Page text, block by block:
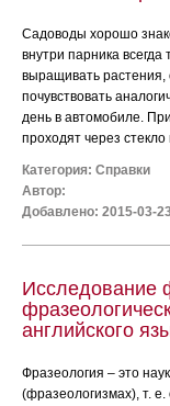
Садоводы хорошо
внутри парника
выращивать
почувствовать
день в автомобиле.
проходят через стекло
Категория: Справки
Автор:
Добавлено: 2015-03-
Исследование
английского
Фразеология – это
(фразеологизмах), т.